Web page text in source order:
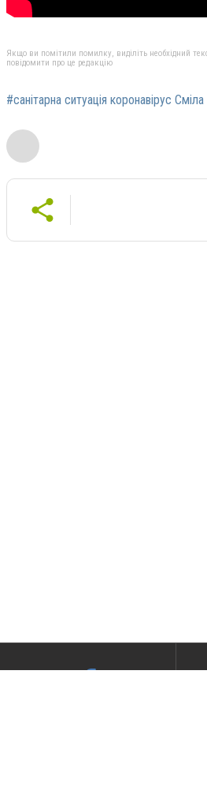
Якщо ви помітили помилку, виділіть необхідний
повідомити про це редакцію
#санітарна ситуація коронавірус Сміла